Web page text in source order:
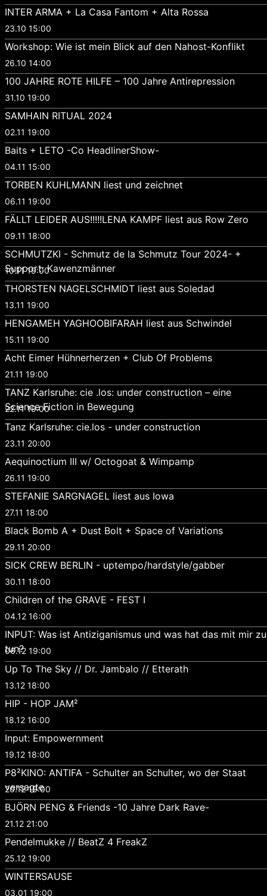
INTER ARMA + La Casa Fantom + Alta Rossa
23.10 15:00
Workshop: Wie ist mein Blick auf den Nahost-Konflikt
26.10 14:00
100 JAHRE ROTE HILFE – 100 Jahre Antirepression
31.10 19:00
SAMHAIN RITUAL 2024
02.11 19:00
Baits + LETO -Co HeadlinerShow-
04.11 15:00
TORBEN KUHLMANN liest und zeichnet
06.11 19:00
FÄLLT LEIDER AUS!!!!!LENA KAMPF liest aus Row Zero
09.11 18:00
SCHMUTZKI - Schmutz de la Schmutz Tour 2024- +
Support: Kawenzmänner
10.11 19:00
THORSTEN NAGELSCHMIDT liest aus Soledad
13.11 19:00
HENGAMEH YAGHOOBIFARAH liest aus Schwindel
15.11 19:00
Acht Eimer Hühnerherzen + Club Of Problems
21.11 19:00
TANZ Karlsruhe: cie .los: under construction – eine
Science Fiction in Bewegung
22.11 19:00
Tanz Karlsruhe: cie.los - under construction
23.11 20:00
Aequinoctium III w/ Octogoat & Wimpamp
26.11 19:00
STEFANIE SARGNAGEL liest aus Iowa
27.11 18:00
Black Bomb A + Dust Bolt + Space of Variations
29.11 20:00
SICK CREW BERLIN - uptempo/hardstyle/gabber
30.11 18:00
Children of the GRAVE - FEST I
04.12 16:00
INPUT: Was ist Antiziganismus und was hat das mit mir zu
tun?
06.12 19:00
Up To The Sky // Dr. Jambalo // Etterath
13.12 18:00
HIP - HOP JAM²
18.12 16:00
Input: Empowernment
19.12 18:00
P8²KINO: ANTIFA - Schulter an Schulter, wo der Staat
versagte
20.12 19:00
BJÖRN PENG & Friends -10 Jahre Dark Rave-
21.12 21:00
Pendelmukke // BeatZ 4 FreakZ
25.12 19:00
WINTERSAUSE
03.01 19:00